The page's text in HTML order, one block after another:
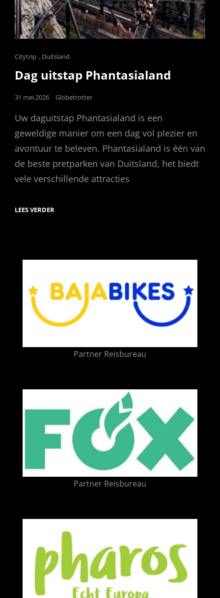
Cat
Citytrip , Duitsland
Dag uitstap Phantasialand
Posted
31 mei 2026 Globetrotter
Uw daguitstap Phantasialand is een
geweldige manier om een dag vol plezier en
avontuur te beleven. Phantasialand is één van
de beste pretparken van Duitsland, het biedt
vele verschillende attracties
LEES VERDER
Partner Reisbureau
Partner Reisbureau